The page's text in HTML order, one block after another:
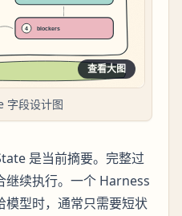
查看大图
字段设计图
是当前摘要。完整过
继续执行。一个 Harness
模型时，通常只需要短状